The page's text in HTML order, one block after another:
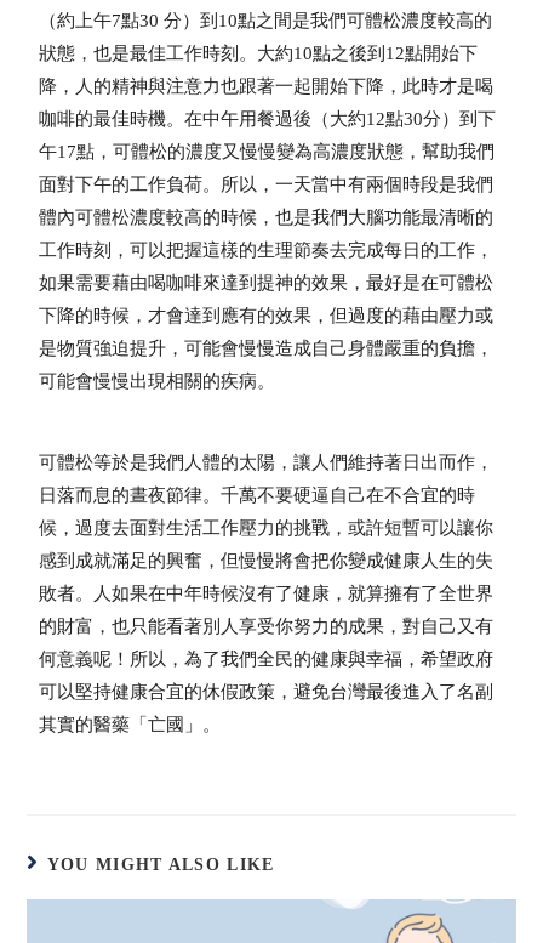
（約上午7點30 分）到10點之間是我們可體松濃度較高的
狀態，也是最佳工作時刻。大約10點之後到12點開始下
降，人的精神與注意力也跟著一起開始下降，此時才是喝
咖啡的最佳時機。在中午用餐過後（大約12點30分）到下
午17點，可體松的濃度又慢慢變為高濃度狀態，幫助我們
面對下午的工作負荷。所以，一天當中有兩個時段是我們
體內可體松濃度較高的時候，也是我們大腦功能最清晰的
工作時刻，可以把握這樣的生理節奏去完成每日的工作，
如果需要藉由喝咖啡來達到提神的效果，最好是在可體松
下降的時候，才會達到應有的效果，但過度的藉由壓力或
是物質強迫提升，可能會慢慢造成自己身體嚴重的負擔，
可能會慢慢出現相關的疾病。
可體松等於是我們人體的太陽，讓人們維持著日出而作，
日落而息的晝夜節律。千萬不要硬逼自己在不合宜的時
候，過度去面對生活工作壓力的挑戰，或許短暫可以讓你
感到成就滿足的興奮，但慢慢將會把你變成健康人生的失
敗者。人如果在中年時候沒有了健康，就算擁有了全世界
的財富，也只能看著別人享受你努力的成果，對自己又有
何意義呢！所以，為了我們全民的健康與幸福，希望政府
可以堅持健康合宜的休假政策，避免台灣最後進入了名副
其實的醫藥「亡國」。
YOU MIGHT ALSO LIKE